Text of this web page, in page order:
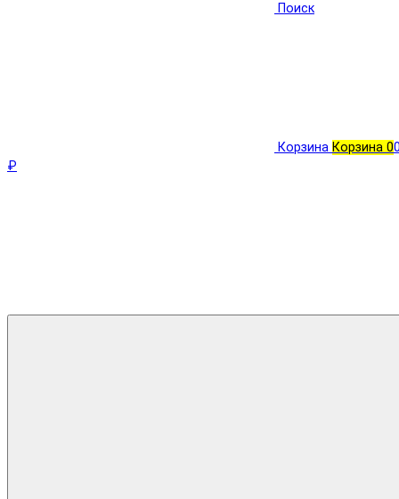
Поиск
Корзина Корзина 0
₽